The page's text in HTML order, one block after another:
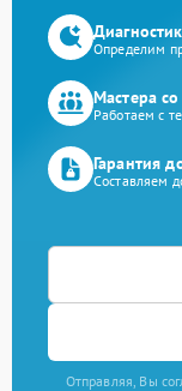
Определим
Мастера
Работаем с
Гарантия
Составляем
Отправляя, Вы